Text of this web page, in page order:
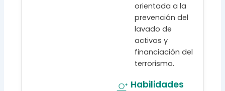
orientada a la
prevención del
lavado de
activos y
financiación del
terrorismo.
Habilidades